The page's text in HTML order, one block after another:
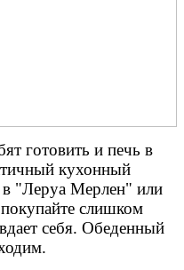
готовить и печь в
кухонный
"Леруа Мерлен" или
слишком
себя. Обеденный